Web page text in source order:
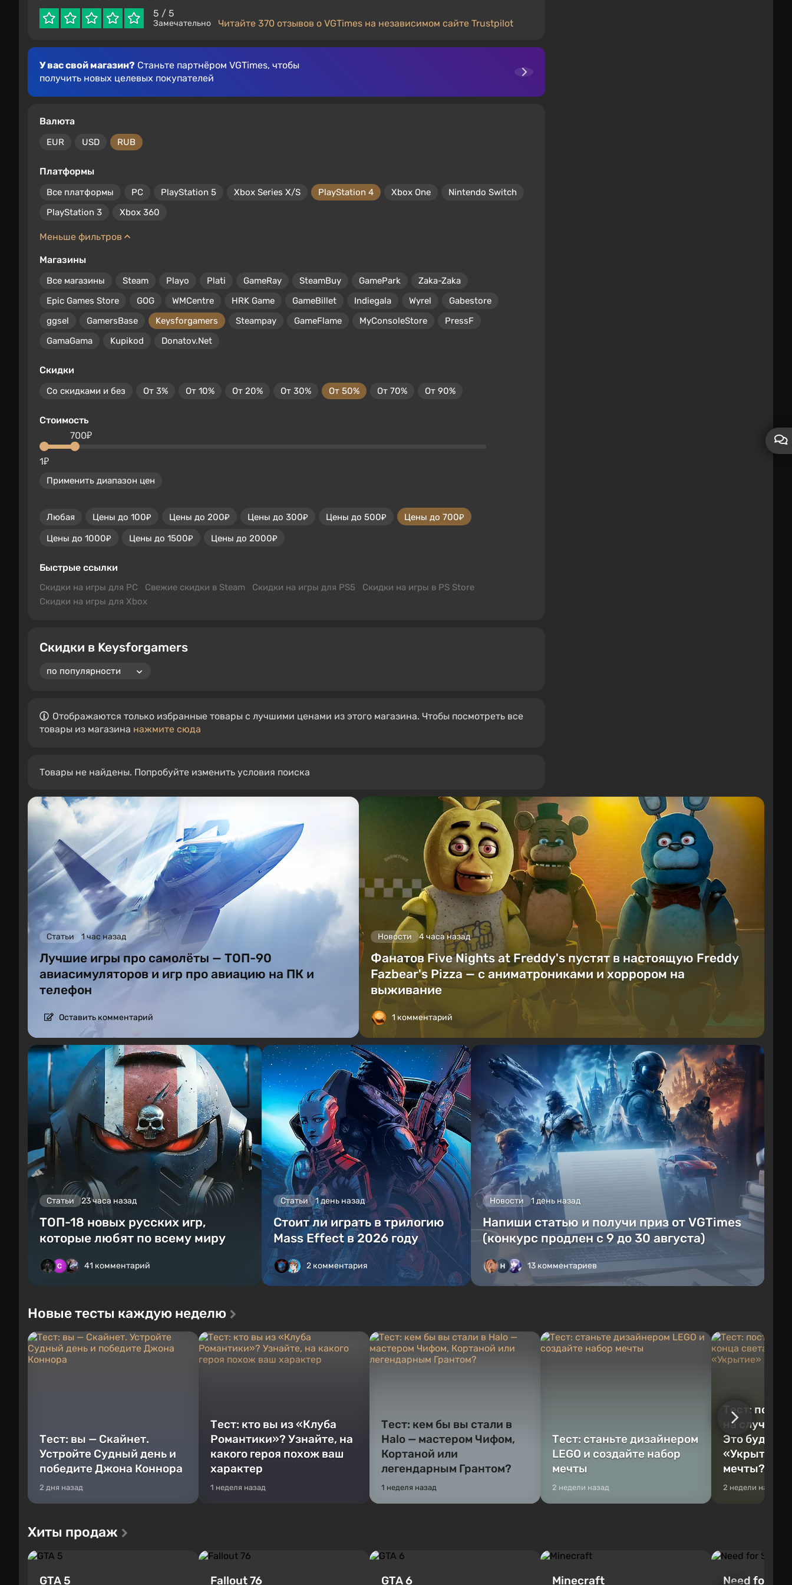
5 / 5
Замечательно Читайте 370 отзывов о VGTimes на независимом сайте Trustpilot
У вас свой магазин? Станьте партнёром VGTimes, чтобы
получить новых целевых покупателей
Валюта
EUR USD RUB
Платформы
Все платформы PC PlayStation 5 Xbox Series X/S PlayStation 4 Xbox One
Nintendo Switch
PlayStation 3
Xbox 360
Меньше фильтров
Магазины
Все магазины Steam Playo Plati GameRay SteamBuy GamePark
Zaka-Zaka
Epic Games Store
GOG WMCentre HRK Game GameBillet Indiegala Wyrel
Gabestore
ggsel
GamersBase Keysforgamers Steampay GameFlame MyConsoleStore
PressF
GamaGama
Kupikod Donatov.Net
Скидки
Со скидками и без От 3% От 10% От 20% От 30% От 50% От 70% От 90%
Стоимость
1₽
700₽
Применить диапазон цен
Любая Цены до 100₽ Цены до 200₽ Цены до 300₽ Цены до 500₽
Цены до 700₽
Цены до 1000₽
Цены до 1500₽ Цены до 2000₽
Быстрые ссылки
Скидки на игры для PC Свежие скидки в Steam Скидки на игры для PS5
Скидки на игры в PS Store
Скидки на игры для Xbox
Скидки в Keysforgamers
Отображаются только избранные товары с лучшими ценами из этого магазина. Чтобы посмотреть все
товары из магазина нажмите сюда
Товары не найдены. Попробуйте изменить условия поиска
Статьи 1 час назад
Лучшие игры про самолёты — ТОП-90
авиасимуляторов и игр про авиацию на ПК и
телефон
Оставить комментарий
Новости 4 часа назад
Фанатов Five Nights at Freddy's пустят в настоящую Freddy
Fazbear's Pizza — с аниматрониками и хоррором на
выживание
1 комментарий
Статьи 23 часа назад
ТОП-18 новых русских игр,
которые любят по всему миру
41 комментарий
Статьи 1 день назад
Стоит ли играть в трилогию
Mass Effect в 2026 году
2 комментария
Новости 1 день назад
Напиши статью и получи приз от VGTimes
(конкурс продлен с 9 до 30 августа)
13 комментариев
Новые тесты каждую неделю
Тест: вы — Скайнет.
Устройте Судный день и
победите Джона Коннора
2 дня назад
Тест: кто вы из «Клуба
Романтики»? Узнайте, на
какого героя похож ваш
характер
1 неделя назад
Тест: кем бы вы стали в
Halo — мастером Чифом,
Кортаной или
легендарным Грантом?
1 неделя назад
Тест: станьте дизайнером
LEGO и создайте набор
мечты
2 недели назад
Тест:
на случай
Это будет
«Укрытие»
мечты?
2 недели назад
Хиты продаж
GTA 5 Fallout 76 GTA 6 Minecraft
Need for